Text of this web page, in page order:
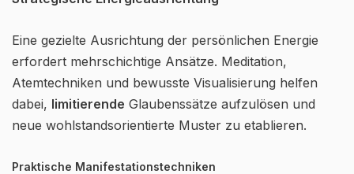
Eine gezielte Ausrichtung der persönlichen Energie
erfordert mehrschichtige Ansätze. Meditation,
Atemtechniken und bewusste Visualisierung helfen
dabei, limitierende Glaubenssätze aufzulösen und
neue wohlstandsorientierte Muster zu etablieren.
Praktische Manifestationstechniken